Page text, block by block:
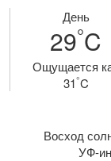
День
29°C
Ощущается
31°C
Восход
УФ-